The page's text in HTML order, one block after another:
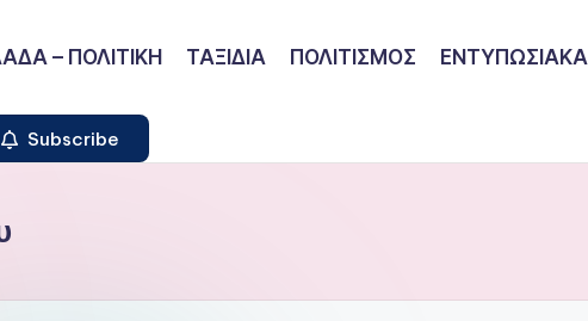
– ΠΟΛΙΤΙΚΗ ΤΑΞΙΔΙΑ ΠΟΛΙΤΙΣΜΟΣ ΕΝΤΥΠΩΣΙΑΚΑ
Subscribe